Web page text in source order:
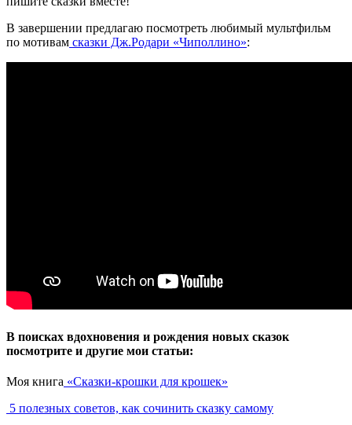
В завершении предлагаю посмотреть любимый мультфильм
по мотивам сказки Дж.Родари «Чиполлино»:
В поисках вдохновения и рождения новых сказок
посмотрите и другие мои статьи:
Моя книга «Сказки-крошки для крошек»
5 полезных советов, как сочинить сказку самому